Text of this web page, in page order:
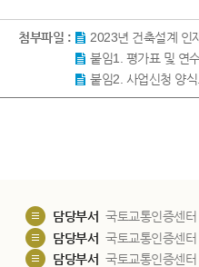
첨부파일 :
2023년 건축설계 인
붙임1. 평가표 및 연
붙임2. 사업신청 양
담당부서 국토교통인증센터
담당부서 국토교통인증센터
담당부서 국토교통인증센터